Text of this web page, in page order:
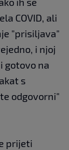
COVID, ali
"prisiljava"
i njoj
gotovo na
s
odgovorni"
prijeti